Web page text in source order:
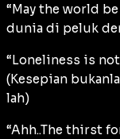
“May the world
dunia di peluk
“Loneliness is
(Kesepian
lah)
“Ahh..The thirst